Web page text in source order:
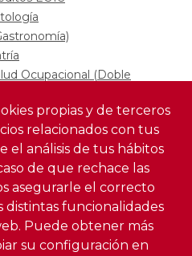
Ocupacional (Doble
Industria Alimentaria y
+ 60 Créditos ECTS)
Oftalmología (Doble
ECTS)
Química (Doble Titulación +
y Gestión Sanitaria
Créditos ECTS)
propias y de terceros
relacionados con tus
el análisis de tus hábitos
de que rechace las
asegurarle el correcto
funcionalidades
Puede obtener más
su configuración en